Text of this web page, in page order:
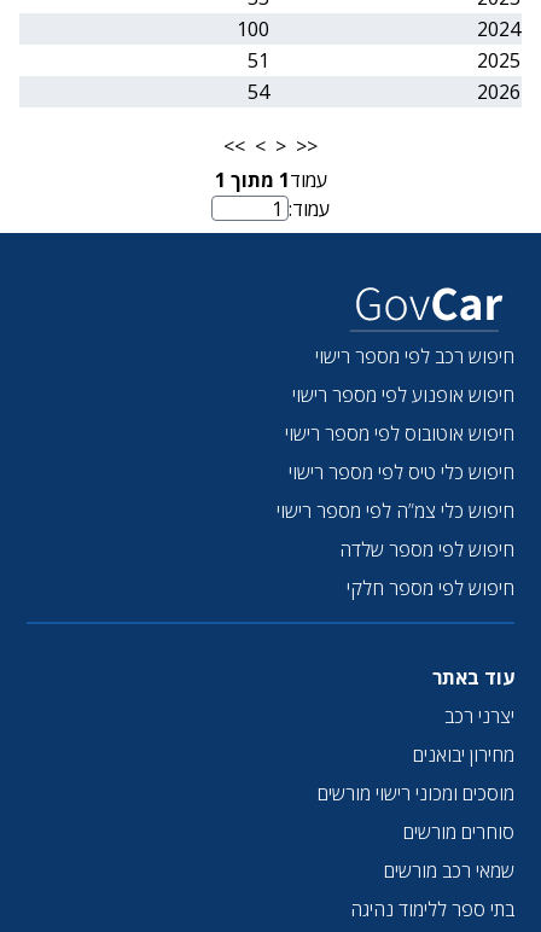
2024
100
2025
51
2026
54
<<
<
>
>>
עמוד1 מתוך 1
מספר עמוד
עמוד:
חיפוש רכב לפי מספר רישוי
חיפוש אופנוע לפי מספר רישוי
חיפוש אוטובוס לפי מספר רישוי
חיפוש כלי טיס לפי מספר רישוי
חיפוש כלי צמ”ה לפי מספר רישוי
חיפוש לפי מספר שלדה
חיפוש לפי מספר חלקי
עוד באתר
יצרני רכב
מחירון יבואנים
מוסכים ומכוני רישוי מורשים
סוחרים מורשים
שמאי רכב מורשים
בתי ספר ללימוד נהיגה